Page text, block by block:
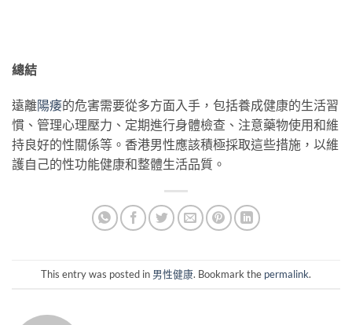
總結
遠離陽痿的危害需要從多方面入手，包括養成健康的生活習
慣、管理心理壓力、定期進行身體檢查、注意藥物使用和維
持良好的性關係等。香港男性應該積極採取這些措施，以維
護自己的性功能健康和整體生活品質。
This entry was posted in 男性健康. Bookmark the permalink.